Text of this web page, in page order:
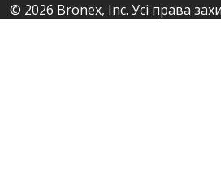
© 2026 Bronex, Inc. Усі права